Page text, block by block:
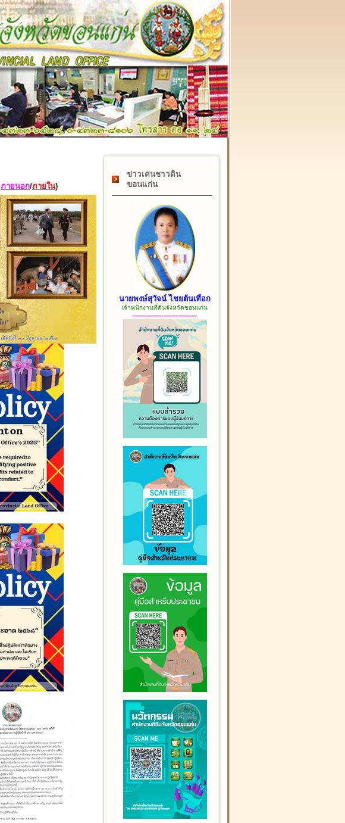
๑๗ กุมภาพันธ์ "วันคล้ายวันสถาปนากรมที่ดิน" ครบรอบ ๑๒๒
ภายนอก/ภายใน)
ข่าวเด่นชาวดิน
ขอนแก่น
นายพงษ์สุวัจน์ ไชยต้นเทือก
เจ้าพนักงานที่ดินจังหวัดขอนแก่น
------------------------------------